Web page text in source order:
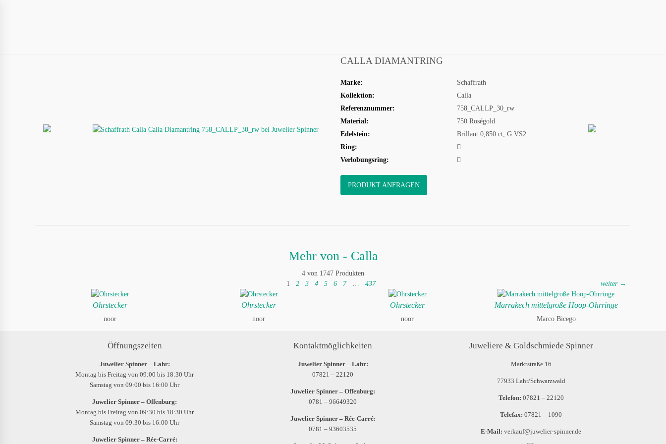
CALLA DIAMANTRING
Marke:
Schaffrath
Kollektion:
Calla
Referenznummer:
758_CALLP_30_rw
Material:
750 Roségold
Edelstein:
Brillant 0,850 ct, G VS2
Ring:
Verlobungsring:
PRODUKT ANFRAGEN
Mehr von - Calla
4 von 1747 Produkten
1
2 3 4 5 6 7 437 weiter →
Ohrstecker
noor
Ohrstecker
noor
Ohrstecker
noor
Marrakech mittelgroße Hoop-Ohrringe
Marco Bicego
Öffnungszeiten
Juwelier Spinner – Lahr:
Montag bis Freitag von 09:00 bis 18:30 Uhr
Samstag von 09:00 bis 16:00 Uhr
Juwelier Spinner – Offenburg:
Montag bis Freitag von 09:30 bis 18:30 Uhr
Samstag von 09:30 bis 16:00 Uhr
Juwelier Spinner – Rée-Carré:
Kontaktmöglichkeiten
Juwelier Spinner – Lahr:
07821 – 22120
Juwelier Spinner – Offenburg:
0781 – 96649320
Juwelier Spinner – Rée-Carré:
0781 – 93603535
Juweliere & Goldschmiede Spinner
Marktstraße 16
77933 Lahr/Schwarzwald
Telefon: 07821 – 22120
Telefax: 07821 – 1090
E-Mail: verkauf@juwelier-spinner.de